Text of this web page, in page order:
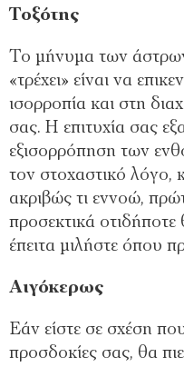
Τοξότης
Το μήνυμα των
«τρέχει» είναι να
ισορροπία και στη
σας. Η επιτυχία σας
εξισορρόπηση των
τον στοχαστικό λόγο,
ακριβώς τι εννοώ,
προσεκτικά οτιδήποτε
έπειτα μιλήστε όπου
Αιγόκερως
Εάν είστε σε σχέση
προσδοκίες σας, θα